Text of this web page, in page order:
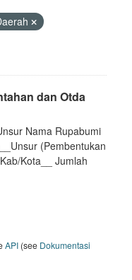
dan Otda
Nama Rupabumi
(Pembentukan
Kota__ Jumlah
API (see Dokumentasi